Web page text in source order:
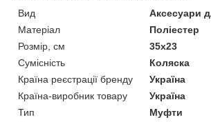
Вид
Аксесуари
Матеріал
Поліестер
Розмір, см
35х23
Сумісність
Коляска
Країна реєстрації бренду
Україна
Країна-виробник товару
Україна
Тип
Муфти